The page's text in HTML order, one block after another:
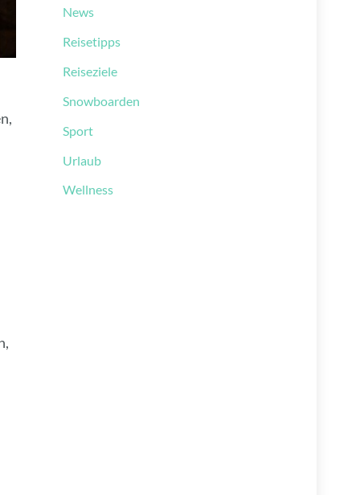
News
Reisetipps
Reiseziele
Snowboarden
Sport
Urlaub
Wellness